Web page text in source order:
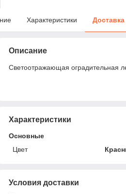
Характеристики Доставка
Описание
Светоотражающая оградительная
Характеристики
Основные
Цвет
Условия доставки